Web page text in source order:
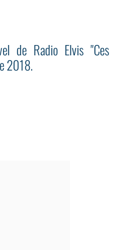
de Radio Elvis "Ces
2018.